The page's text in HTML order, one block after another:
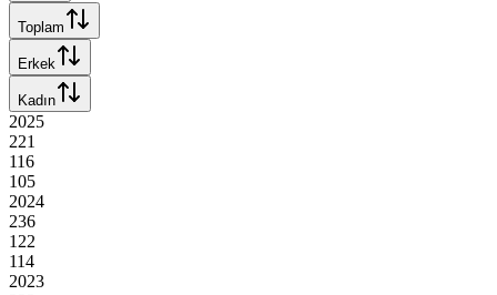
Toplam
Erkek
Kadın
2025
221
116
105
2024
236
122
114
2023